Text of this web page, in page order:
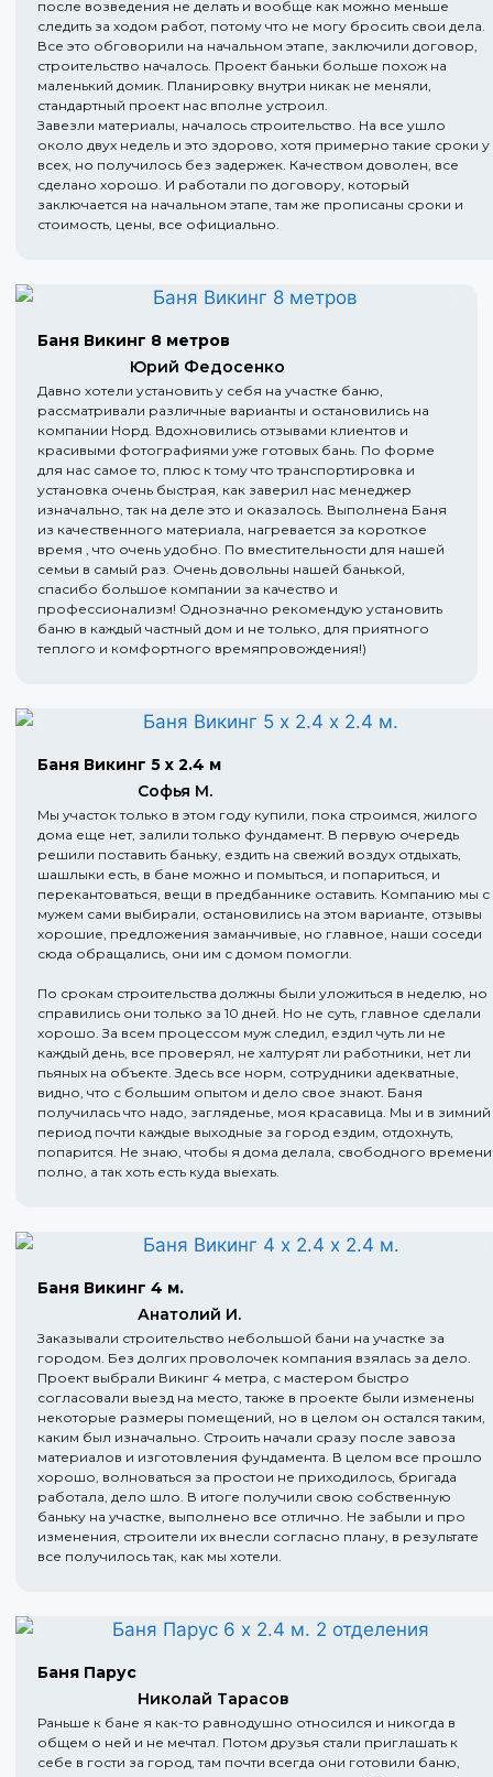
после возведения не делать и вообще как можно меньше
следить за ходом работ, потому что не могу бросить свои дела.
Все это обговорили на начальном этапе, заключили договор,
строительство началось. Проект баньки больше похож на
маленький домик. Планировку внутри никак не меняли,
стандартный проект нас вполне устроил.
Завезли материалы, началось строительство. На все ушло
около двух недель и это здорово, хотя примерно такие сроки у
всех, но получилось без задержек. Качеством доволен, все
сделано хорошо. И работали по договору, который
заключается на начальном этапе, там же прописаны сроки и
стоимость, цены, все официально.
Баня Викинг 8 метров
Юрий Федосенко
Давно хотели установить у себя на участке баню,
рассматривали различные варианты и остановились на
компании Норд. Вдохновились отзывами клиентов и
красивыми фотографиями уже готовых бань. По форме
для нас самое то, плюс к тому что транспортировка и
установка очень быстрая, как заверил нас менеджер
изначально, так на деле это и оказалось. Выполнена Баня
из качественного материала, нагревается за короткое
время , что очень удобно. По вместительности для нашей
семьи в самый раз. Очень довольны нашей банькой,
спасибо большое компании за качество и
профессионализм! Однозначно рекомендую установить
баню в каждый частный дом и не только, для приятного
теплого и комфортного времяпровождения!)
Баня Викинг 5 х 2.4 м
Софья М.
Мы участок только в этом году купили, пока строимся, жилого
дома еще нет, залили только фундамент. В первую очередь
решили поставить баньку, ездить на свежий воздух отдыхать,
шашлыки есть, в бане можно и помыться, и попариться, и
перекантоваться, вещи в предбаннике оставить. Компанию мы с
мужем сами выбирали, остановились на этом варианте, отзывы
хорошие, предложения заманчивые, но главное, наши соседи
сюда обращались, они им с домом помогли.
По срокам строительства должны были уложиться в неделю, но
справились они только за 10 дней. Но не суть, главное сделали
хорошо. За всем процессом муж следил, ездил чуть ли не
каждый день, все проверял, не халтурят ли работники, нет ли
пьяных на объекте. Здесь все норм, сотрудники адекватные,
видно, что с большим опытом и дело свое знают. Баня
получилась что надо, загляденье, моя красавица. Мы и в зимний
период почти каждые выходные за город ездим, отдохнуть,
попарится. Не знаю, чтобы я дома делала, свободного времени
полно, а так хоть есть куда выехать.
Баня Викинг 4 м.
Анатолий И.
Заказывали строительство небольшой бани на участке за
городом. Без долгих проволочек компания взялась за дело.
Проект выбрали Викинг 4 метра, с мастером быстро
согласовали выезд на место, также в проекте были изменены
некоторые размеры помещений, но в целом он остался таким,
каким был изначально. Строить начали сразу после завоза
материалов и изготовления фундамента. В целом все прошло
хорошо, волноваться за простои не приходилось, бригада
работала, дело шло. В итоге получили свою собственную
баньку на участке, выполнено все отлично. Не забыли и про
изменения, строители их внесли согласно плану, в результате
все получилось так, как мы хотели.
Баня Парус
Николай Тарасов
Раньше к бане я как-то равнодушно относился и никогда в
общем о ней и не мечтал. Потом друзья стали приглашать к
себе в гости за город, там почти всегда они готовили баню,